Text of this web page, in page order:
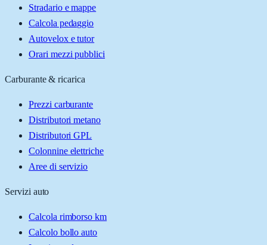
Stradario e mappe
Calcola pedaggio
Autovelox e tutor
Orari mezzi pubblici
Carburante & ricarica
Prezzi carburante
Distributori metano
Distributori GPL
Colonnine elettriche
Aree di servizio
Servizi auto
Calcola rimborso km
Calcolo bollo auto